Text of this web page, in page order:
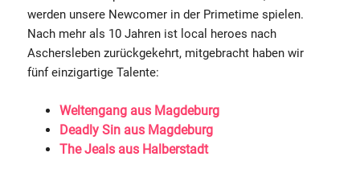
werden unsere Newcomer in der Primetime spielen.
Nach mehr als 10 Jahren ist local heroes nach
Aschersleben zurückgekehrt, mitgebracht haben wir
fünf einzigartige Talente:
Weltengang aus Magdeburg
Deadly Sin aus Magdeburg
The Jeals aus Halberstadt